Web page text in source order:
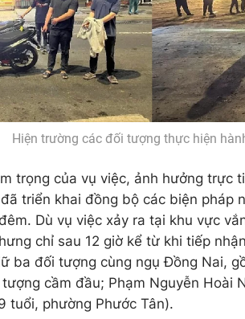
Hiện trường các đối tượng thực hiện
trọng của vụ việc, ảnh hưởng trực
triển khai đồng bộ các biện pháp
Dù vụ việc xảy ra tại khu vực
chỉ sau 12 giờ kể từ khi tiếp
ba đối tượng cùng ngụ Đồng Nai,
cầm đầu; Phạm Nguyễn Hoài
tuổi, phường Phước Tân).